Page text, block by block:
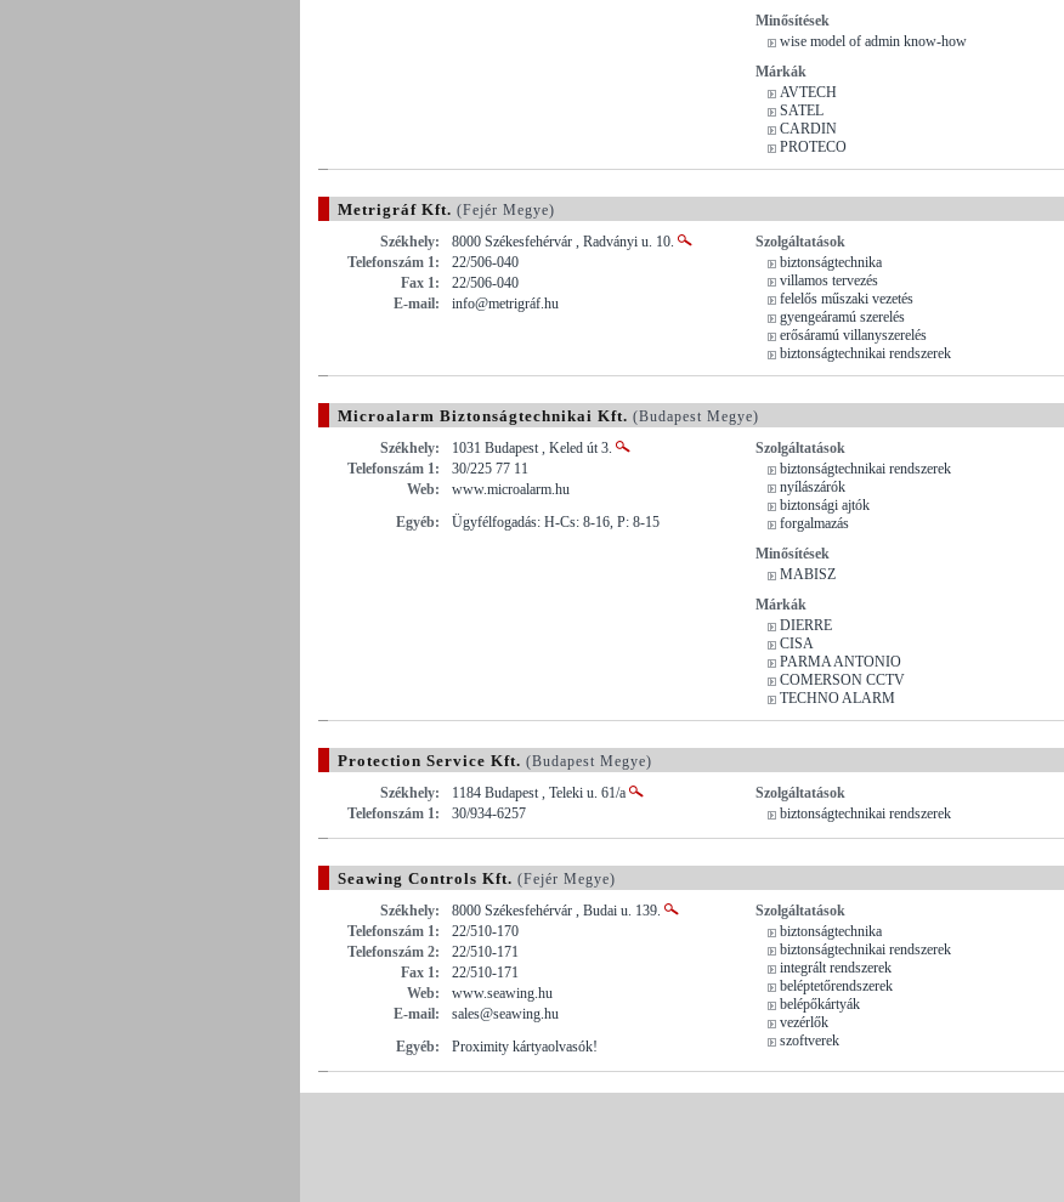
Minősítések
wise model of admin know-how
Márkák
AVTECH
SATEL
CARDIN
PROTECO
Metrigráf Kft. (Fejér Megye)
Székhely:
8000 Székesfehérvár , Radványi u. 10.
Telefonszám 1:
22/506-040
Fax 1:
22/506-040
E-mail:
info@metrigráf.hu
Szolgáltatások
biztonságtechnika
villamos tervezés
felelős műszaki vezetés
gyengeáramú szerelés
erősáramú villanyszerelés
biztonságtechnikai rendszerek
Microalarm Biztonságtechnikai Kft. (Budapest Megye)
Székhely:
1031 Budapest , Keled út 3.
Telefonszám 1:
30/225 77 11
Web:
www.microalarm.hu
Egyéb:
Ügyfélfogadás: H-Cs: 8-16, P: 8-15
Szolgáltatások
biztonságtechnikai rendszerek
nyílászárók
biztonsági ajtók
forgalmazás
Minősítések
MABISZ
Márkák
DIERRE
CISA
PARMA ANTONIO
COMERSON CCTV
TECHNO ALARM
Protection Service Kft. (Budapest Megye)
Székhely:
1184 Budapest , Teleki u. 61/a
Telefonszám 1:
30/934-6257
Szolgáltatások
biztonságtechnikai rendszerek
Seawing Controls Kft. (Fejér Megye)
Székhely:
8000 Székesfehérvár , Budai u. 139.
Telefonszám 1:
22/510-170
Telefonszám 2:
22/510-171
Fax 1:
22/510-171
Web:
www.seawing.hu
E-mail:
sales@seawing.hu
Egyéb:
Proximity kártyaolvasók!
Szolgáltatások
biztonságtechnika
biztonságtechnikai rendszerek
integrált rendszerek
beléptetőrendszerek
belépőkártyák
vezérlők
szoftverek